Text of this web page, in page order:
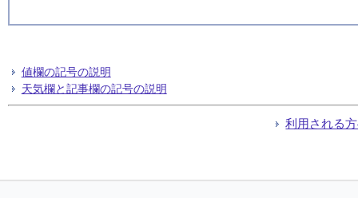
値欄の記号の説明
天気欄と記事欄の記号の説明
利用される